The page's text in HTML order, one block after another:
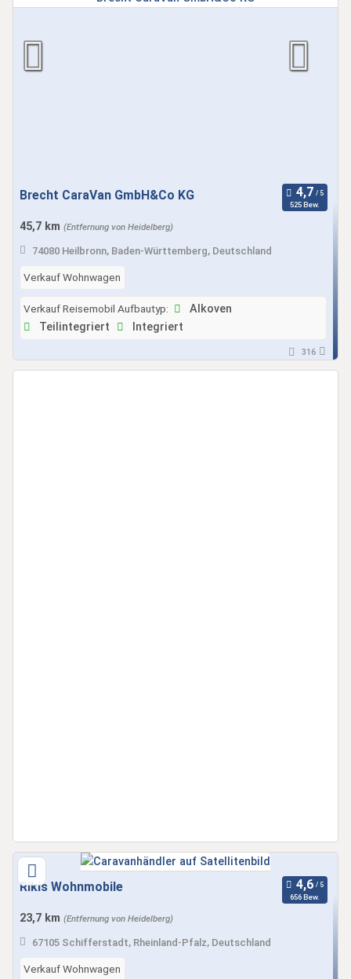
Brecht CaraVan GmbH&Co KG
525 Bew.
45,7 km (Entfernung von Heidelberg)
74080 Heilbronn, Baden-Württemberg, Deutschland
Verkauf Wohnwagen
Verkauf Reisemobil Aufbautyp:
Alkoven
Teilintegriert
Integriert
316
Rikis Wohnmobile
656 Bew.
23,7 km (Entfernung von Heidelberg)
67105 Schifferstadt, Rheinland-Pfalz, Deutschland
Verkauf Wohnwagen